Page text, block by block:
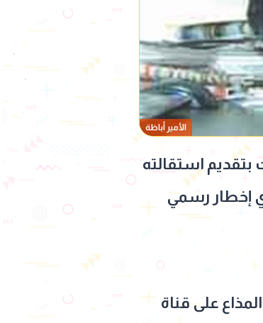
الأمير أباظة
بتقديم استقالته
إخطار رسمي
على قناة